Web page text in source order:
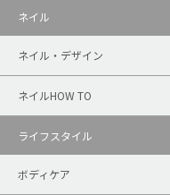
ネイル
ネイル・デザイン
ネイルHOW TO
ライフスタイル
ボディケア